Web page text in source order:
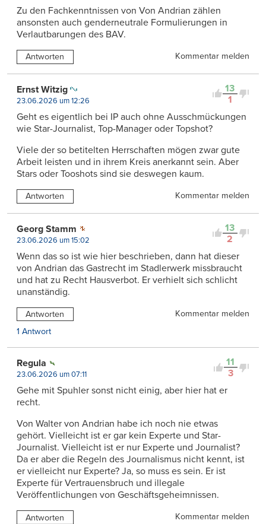
Zu den Fachkenntnissen von Von Andrian zählen
ansonsten auch genderneutrale Formulierungen in
Verlautbarungen des BAV.
Antworten Kommentar melden
13
1
Ernst Witzig
23.06.2026 um 12:26
Geht es eigentlich bei IP auch ohne Ausschmückungen
wie Star-Journalist, Top-Manager oder Topshot?
Viele der so betitelten Herrschaften mögen zwar gute
Arbeit leisten und in ihrem Kreis anerkannt sein. Aber
Stars oder Tooshots sind sie deswegen kaum.
Antworten Kommentar melden
13
2
Georg Stamm
23.06.2026 um 15:02
Wenn das so ist wie hier beschrieben, dann hat dieser
von Andrian das Gastrecht im Stadlerwerk missbraucht
und hat zu Recht Hausverbot. Er verhielt sich schlicht
unanständig.
Antworten
Kommentar melden
1 Antwort
11
3
Regula
23.06.2026 um 07:11
Gehe mit Spuhler sonst nicht einig, aber hier hat er
recht.
Von Walter von Andrian habe ich noch nie etwas
gehört. Vielleicht ist er gar kein Experte und Star-
Journalist. Vielleicht ist er nur Experte und Journalist?
Da er aber die Regeln des Journalismus nicht kennt, ist
er vielleicht nur Experte? Ja, so muss es sein. Er ist
Experte für Vertrauensbruch und illegale
Veröffentlichungen von Geschäftsgeheimnissen.
Antworten Kommentar melden